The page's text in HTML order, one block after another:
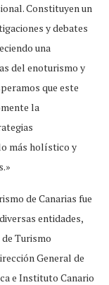
Constituyen un
y debates
una
del enoturismo y
que este
la
más holístico y
de Canarias fue
entidades,
Turismo
General de
e Instituto Canario